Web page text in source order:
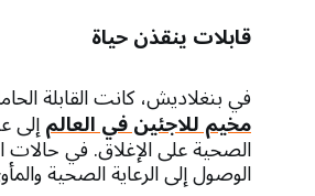
قابلات ينقذن حياة
في بنغلاديش، كانت القابلة
مخيم للاجئين في العالمإلى
الصحية على الإغلاق. في حالات
الوصول إلى الرعاية الصحية